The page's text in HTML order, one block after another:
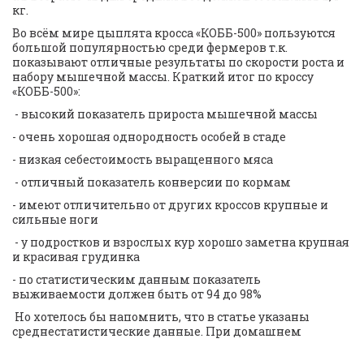
кг.
Во всём мире цыплята кросса «КОББ-500» пользуются
большой популярностью среди фермеров т.к.
показывают отличные результаты по скорости роста и
набору мышечной массы. Краткий итог по кроссу
«КОББ-500»:
- высокий показатель прироста мышечной массы
- очень хорошая однородность особей в стаде
- низкая себестоимость выращенного мяса
- отличный показатель конверсии по кормам
- имеют отличительно от других кроссов крупные и
сильные ноги
и красивая грудинка
- по статистическим данным показатель
выживаемости должен быть от 94 до 98%
среднестатистические данные. При домашнем